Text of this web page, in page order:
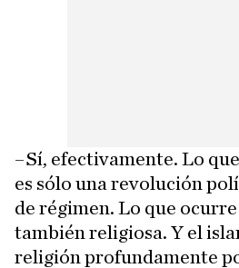
–Sí, efectivamente. Lo
es sólo una revolución
de régimen. Lo que
también religiosa. Y el
religión profundamente